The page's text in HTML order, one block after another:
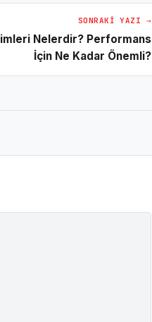
SONRAKI YAZI →
Nelerdir? Performans
İçin Ne Kadar Önemli?